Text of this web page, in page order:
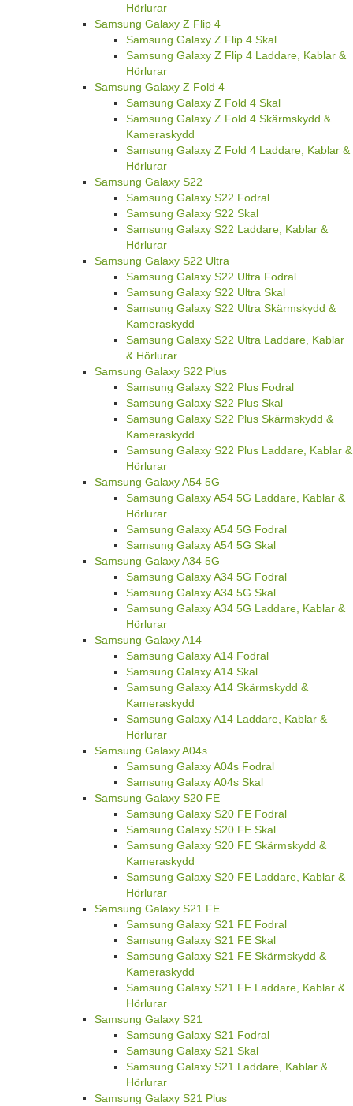
Hörlurar
Samsung Galaxy Z Flip 4
Samsung Galaxy Z Flip 4 Skal
Samsung Galaxy Z Flip 4 Laddare, Kablar &
Hörlurar
Samsung Galaxy Z Fold 4
Samsung Galaxy Z Fold 4 Skal
Samsung Galaxy Z Fold 4 Skärmskydd &
Kameraskydd
Samsung Galaxy Z Fold 4 Laddare, Kablar &
Hörlurar
Samsung Galaxy S22
Samsung Galaxy S22 Fodral
Samsung Galaxy S22 Skal
Samsung Galaxy S22 Laddare, Kablar &
Hörlurar
Samsung Galaxy S22 Ultra
Samsung Galaxy S22 Ultra Fodral
Samsung Galaxy S22 Ultra Skal
Samsung Galaxy S22 Ultra Skärmskydd &
Kameraskydd
Samsung Galaxy S22 Ultra Laddare, Kablar
& Hörlurar
Samsung Galaxy S22 Plus
Samsung Galaxy S22 Plus Fodral
Samsung Galaxy S22 Plus Skal
Samsung Galaxy S22 Plus Skärmskydd &
Kameraskydd
Samsung Galaxy S22 Plus Laddare, Kablar &
Hörlurar
Samsung Galaxy A54 5G
Samsung Galaxy A54 5G Laddare, Kablar &
Hörlurar
Samsung Galaxy A54 5G Fodral
Samsung Galaxy A54 5G Skal
Samsung Galaxy A34 5G
Samsung Galaxy A34 5G Fodral
Samsung Galaxy A34 5G Skal
Samsung Galaxy A34 5G Laddare, Kablar &
Hörlurar
Samsung Galaxy A14
Samsung Galaxy A14 Fodral
Samsung Galaxy A14 Skal
Samsung Galaxy A14 Skärmskydd &
Kameraskydd
Samsung Galaxy A14 Laddare, Kablar &
Hörlurar
Samsung Galaxy A04s
Samsung Galaxy A04s Fodral
Samsung Galaxy A04s Skal
Samsung Galaxy S20 FE
Samsung Galaxy S20 FE Fodral
Samsung Galaxy S20 FE Skal
Samsung Galaxy S20 FE Skärmskydd &
Kameraskydd
Samsung Galaxy S20 FE Laddare, Kablar &
Hörlurar
Samsung Galaxy S21 FE
Samsung Galaxy S21 FE Fodral
Samsung Galaxy S21 FE Skal
Samsung Galaxy S21 FE Skärmskydd &
Kameraskydd
Samsung Galaxy S21 FE Laddare, Kablar &
Hörlurar
Samsung Galaxy S21
Samsung Galaxy S21 Fodral
Samsung Galaxy S21 Skal
Samsung Galaxy S21 Laddare, Kablar &
Hörlurar
Samsung Galaxy S21 Plus